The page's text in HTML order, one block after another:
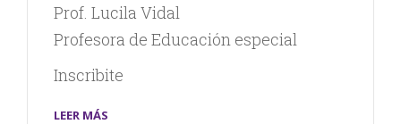
Prof. Lucila Vidal
Profesora de Educación especial
Inscribite
LEER MÁS